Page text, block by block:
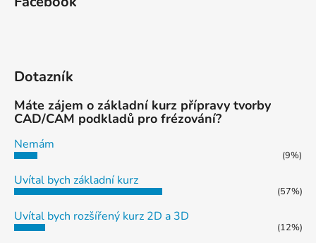
Dotazník
Máte zájem o základní kurz přípravy tvorby
CAD/CAM podkladů pro frézování?
Nemám
(9%)
Uvítal bych základní kurz
(57%)
Uvítal bych rozšířený kurz 2D a 3D
(12%)